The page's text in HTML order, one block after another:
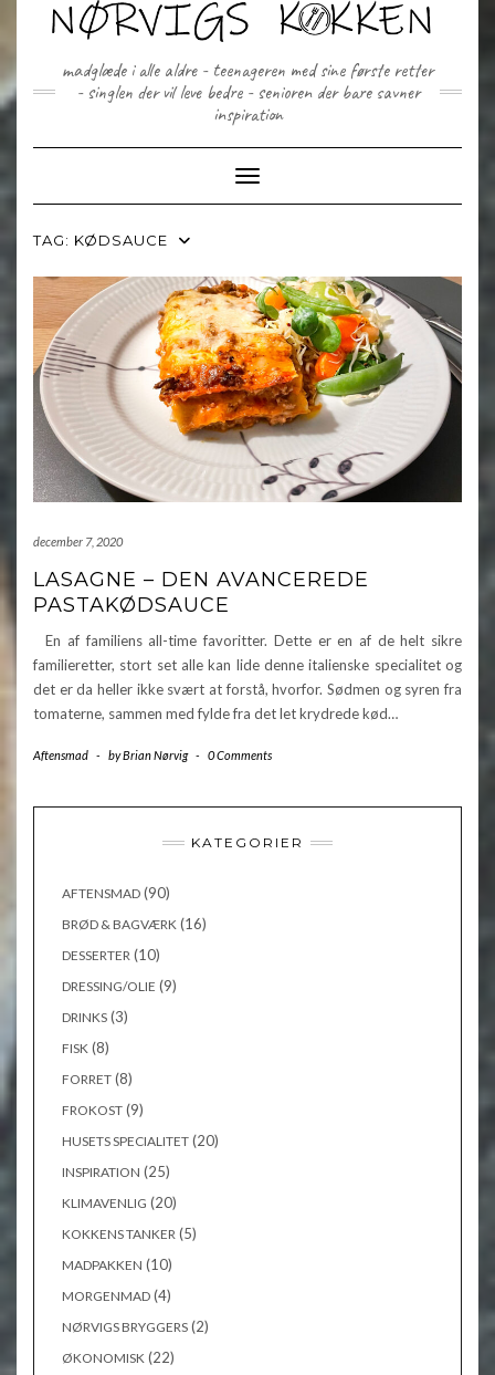
madglæde i alle aldre - teenageren med sine første retter
- singlen der vil leve bedre - senioren der bare savner
inspiration
Toggle Navigation
TAG: KØDSAUCE
december 7, 2020
LASAGNE – DEN AVANCEREDE
PASTAKØDSAUCE
En af familiens all-time favoritter. Dette er en af de helt sikre
familieretter, stort set alle kan lide denne italienske specialitet og
det er da heller ikke svært at forstå, hvorfor. Sødmen og syren fra
tomaterne, sammen med fylde fra det let krydrede kød…
Aftensmad - byBrian Nørvig - 0 Comments
KATEGORIER
AFTENSMAD (90)
BRØD & BAGVÆRK (16)
DESSERTER (10)
DRESSING/OLIE (9)
DRINKS (3)
FISK (8)
FORRET (8)
FROKOST (9)
HUSETS SPECIALITET (20)
INSPIRATION (25)
KLIMAVENLIG (20)
KOKKENS TANKER (5)
MADPAKKEN (10)
MORGENMAD (4)
NØRVIGS BRYGGERS (2)
ØKONOMISK (22)